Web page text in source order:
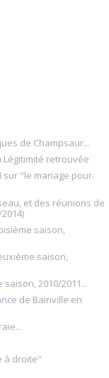
de Champsaur...
retrouvée
"le mariage pour
et des réunions de
saison,
saison,
2010/2011...
de Bainville en
à droite"